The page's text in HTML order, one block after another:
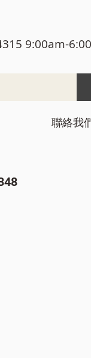
9:00am-
聯絡我